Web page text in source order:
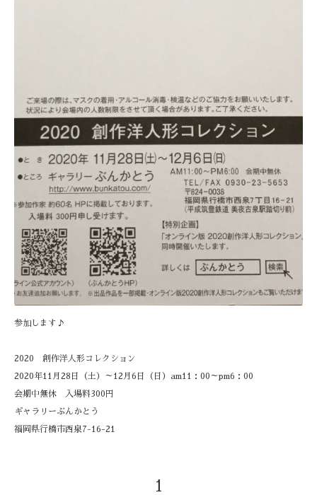
参加します♪
2020 創作洋人形コレクション
2020年11月28日（土）～12月6日（日）am11：00～pm6：00
会期中無休 入場料300円
ギャラリーぶんかとう
福岡県行橋市西泉7-16-21
1